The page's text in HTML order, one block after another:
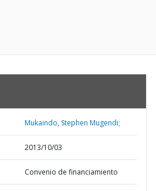
Mukaindo, Stephen Mugendi;
2013/10/03
Convenio de financiamiento